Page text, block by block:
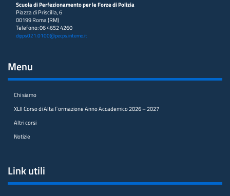
Scuola di Perfezionamento per le Forze di Polizia
Piazza di Priscilla, 6
00199 Roma (RM)
Telefono: 06 4652 4260
dipps021.0100@pecps.interno.it
Menu
Chi siamo
XLII Corso di Alta Formazione Anno Accademico 2026 – 2027
Altri corsi
Notizie
Link utili